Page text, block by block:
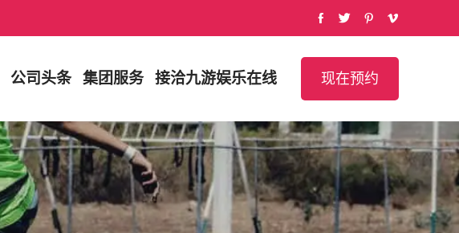
公司头条 集团服务 接洽九游娱乐在线 现在预约